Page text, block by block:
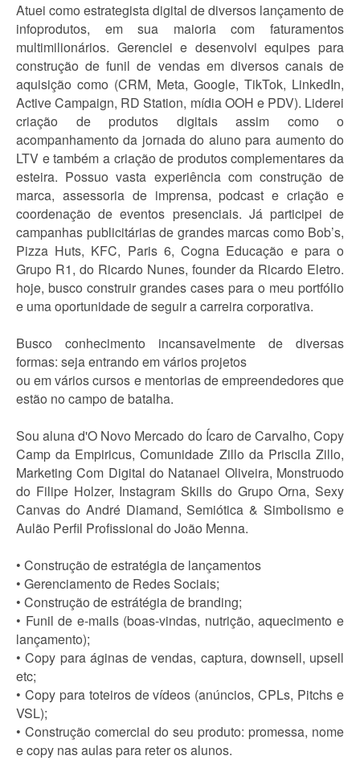
Atuei como estrategista digital de diversos lançamento de
infoprodutos, em sua maioria com faturamentos
multimilionários. Gerenciei e desenvolvi equipes para
construção de funil de vendas em diversos canais de
aquisição como (CRM, Meta, Google, TikTok, LinkedIn,
Active Campaign, RD Station, mídia OOH e PDV). Liderei
criação de produtos digitais assim como o
acompanhamento da jornada do aluno para aumento do
LTV e também a criação de produtos complementares da
esteira. Possuo vasta experiência com construção de
marca, assessoria de imprensa, podcast e criação e
coordenação de eventos presenciais. Já participei de
campanhas publicitárias de grandes marcas como Bob’s,
Pizza Huts, KFC, Paris 6, Cogna Educação e para o
Grupo R1, do Ricardo Nunes, founder da Ricardo Eletro.
hoje, busco construir grandes cases para o meu portfólio
e uma oportunidade de seguir a carreira corporativa.
Busco conhecimento incansavelmente de diversas
formas: seja entrando em vários projetos
ou em vários cursos e mentorias de empreendedores que
estão no campo de batalha.
Sou aluna d'O Novo Mercado do Ícaro de Carvalho, Copy
Camp da Empiricus, Comunidade Zillo da Priscila Zillo,
Marketing Com Digital do Natanael Oliveira, Monstruodo
do Filipe Holzer, Instagram Skills do Grupo Orna, Sexy
Canvas do André Diamand, Semiótica & Simbolismo e
Aulão Perfil Profissional do João Menna.
• Construção de estratégia de lançamentos
• Gerenciamento de Redes Sociais;
• Construção de estrátégia de branding;
• Funil de e-mails (boas-vindas, nutrição, aquecimento e
lançamento);
• Copy para áginas de vendas, captura, downsell, upsell
etc;
• Copy para toteiros de vídeos (anúncios, CPLs, Pitchs e
VSL);
• Construção comercial do seu produto: promessa, nome
e copy nas aulas para reter os alunos.